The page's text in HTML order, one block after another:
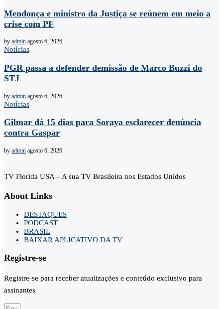
Mendonça e ministro da Justiça se reúnem em meio a
crise com PF
by admin agosto 6, 2026
Notícias
PGR passa a defender demissão de Marco Buzzi do
STJ
by admin agosto 6, 2026
Notícias
Gilmar dá 15 dias para Soraya esclarecer denúncia
contra Gaspar
by admin agosto 6, 2026
TV Florida USA – A sua TV Brasileira nos Estados Unidos
About Links
DESTAQUES
PODCAST
BRASIL
BAIXAR APLICATIVO DA TV
Registre-se
Registre-se para receber atualizações e conteúdo exclusivo para
assinantes